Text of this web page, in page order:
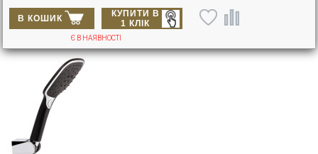
В КОШИК
КУПИТИ В
1 КЛІК
Є В НАЯВНОСТІ